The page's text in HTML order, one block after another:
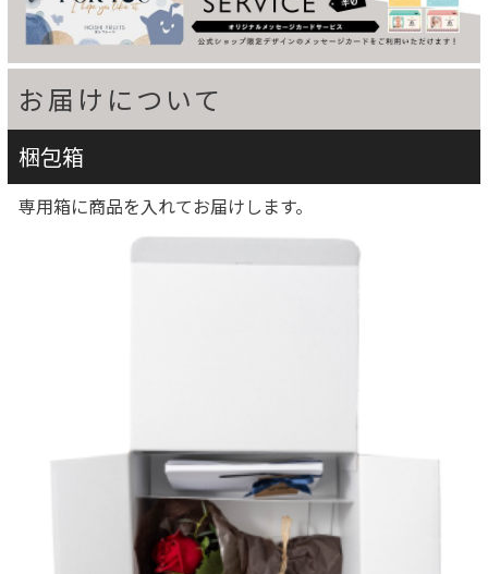
お届けについて
梱包箱
専用箱に商品を入れてお届けします。